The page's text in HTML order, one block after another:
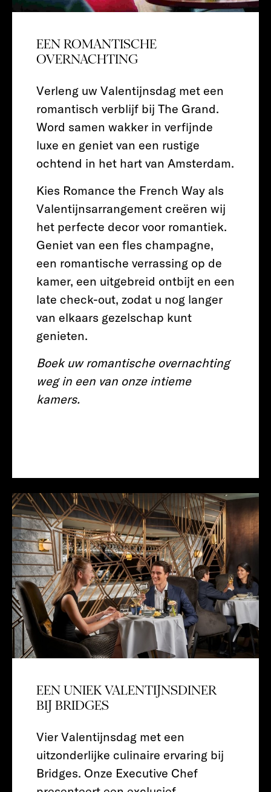
EEN ROMANTISCHE
OVERNACHTING
Verleng uw Valentijnsdag met een
romantisch verblijf bij The Grand.
Word samen wakker in verfijnde
luxe en geniet van een rustige
ochtend in het hart van Amsterdam.
Kies Romance the French Way als
Valentijnsarrangement creëren wij
het perfecte decor voor romantiek.
Geniet van een fles champagne,
een romantische verrassing op de
kamer, een uitgebreid ontbijt en een
late check-out, zodat u nog langer
van elkaars gezelschap kunt
genieten.
Boek uw romantische overnachting
weg in een van onze intieme
kamers.
EEN UNIEK VALENTIJNSDINER
BIJ BRIDGES
Vier Valentijnsdag met een
uitzonderlijke culinaire ervaring bij
Bridges. Onze Executive Chef